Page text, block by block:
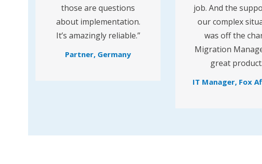
Partner, Germany
those are questions
about implementation.
It’s amazingly reliable.”
IT Manager, Fox
job. And the
our complex
was off the
Migration
great